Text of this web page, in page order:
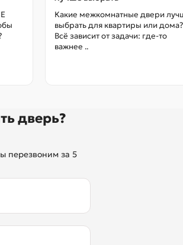
Какие межкомнатные двери
выбрать для квартиры или дома?
Всё зависит от задачи: где-то
важнее ..
дверь?
перезвоним за 5